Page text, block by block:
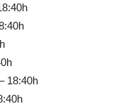
18:40h